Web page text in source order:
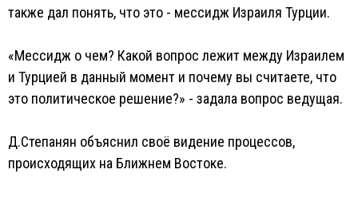
также дал понять, что это - мессидж Израиля Турции.
«Мессидж о чем? Какой вопрос лежит между Израилем
и Турцией в данный момент и почему вы считаете, что
это политическое решение?» - задала вопрос ведущая.
Д.Степанян объяснил своё видение процессов,
происходящих на Ближнем Востоке.